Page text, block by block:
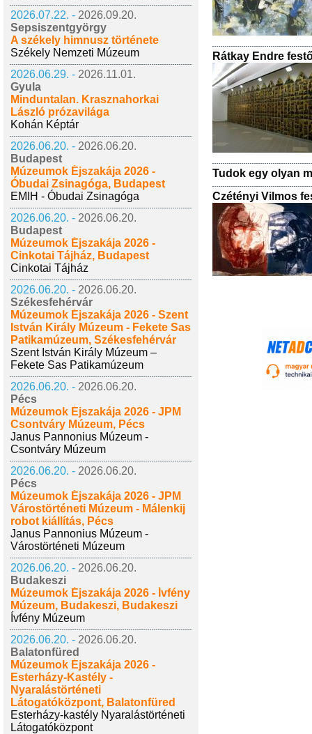
2026.07.22. - 2026.09.20.
Sepsiszentgyörgy
A székely himnusz története
Székely Nemzeti Múzeum
2026.06.29. - 2026.11.01.
Gyula
Minduntalan. Krasznahorkai
László prózavilága
Kohán Képtár
2026.06.20. - 2026.06.20.
Budapest
Múzeumok Éjszakája 2026 -
Óbudai Zsinagóga, Budapest
EMIH - Óbudai Zsinagóga
2026.06.20. - 2026.06.20.
Budapest
Múzeumok Éjszakája 2026 -
Cinkotai Tájház, Budapest
Cinkotai Tájház
2026.06.20. - 2026.06.20.
Székesfehérvár
Múzeumok Éjszakája 2026 - Szent
István Király Múzeum - Fekete Sas
Patikamúzeum, Székesfehérvár
Szent István Király Múzeum –
Fekete Sas Patikamúzeum
2026.06.20. - 2026.06.20.
Pécs
Múzeumok Éjszakája 2026 - JPM
Csontváry Múzeum, Pécs
Janus Pannonius Múzeum -
Csontváry Múzeum
2026.06.20. - 2026.06.20.
Pécs
Múzeumok Éjszakája 2026 - JPM
Várostörténeti Múzeum - Málenkij
robot kiállítás, Pécs
Janus Pannonius Múzeum -
Várostörténeti Múzeum
2026.06.20. - 2026.06.20.
Budakeszi
Múzeumok Éjszakája 2026 - Ívfény
Múzeum, Budakeszi, Budakeszi
Ívfény Múzeum
2026.06.20. - 2026.06.20.
Balatonfüred
Múzeumok Éjszakája 2026 -
Esterházy-Kastély -
Nyaralástörténeti
Látogatóközpont, Balatonfüred
Esterházy-kastély Nyaralástörténeti
Látogatóközpont
Rátkay Endre
Tudok egy olyan
Czétényi Vilmos